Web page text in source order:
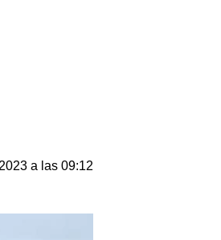
a las 09:12